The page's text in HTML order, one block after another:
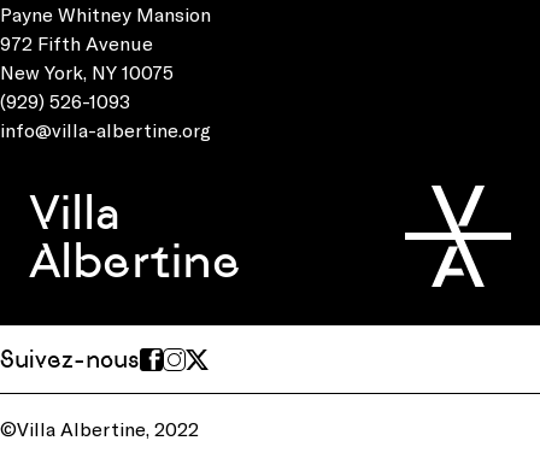
Payne Whitney Mansion
972 Fifth Avenue
New York, NY 10075
(929) 526-1093
info@villa-albertine.org
Villa
Albertine
Suivez-nous
©Villa Albertine, 2022